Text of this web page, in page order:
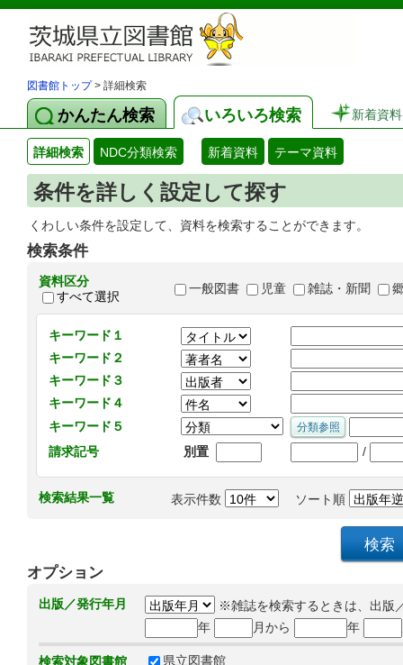
図書館トップ> 詳細検索
かんたん検索 いろいろ検索 新着資料
詳細検索 NDC分類検索 新着資料 テーマ資料
条件を詳しく設定して探す
くわしい条件を設定して、資料を検索することができます。
検索条件
資料区分
すべて選択
一般図書 児童 雑誌・新聞
キーワード１
キーワード２
キーワード３
キーワード４
キーワード５
請求記号
別置 /
検索結果一覧 表示件数 ソート順
オプション
出版／発行年月
※雑誌を検索するときは、出版
年
月から 年
検索対象図書館 県立図書館